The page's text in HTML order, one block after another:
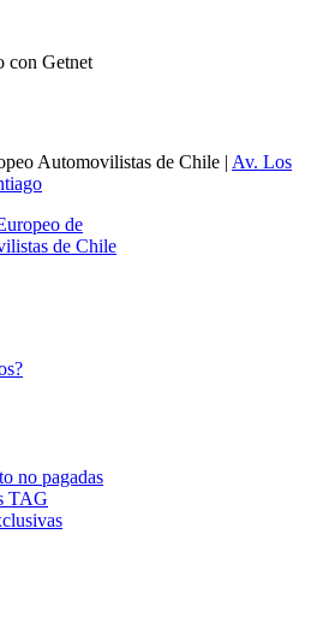
Automovilistas de Chile | Av. Los
no pagadas
TAG